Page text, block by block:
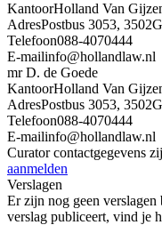
KantoorHolland Van
AdresPostbus 3053,
Telefoon088-4070444
E-mailinfo@hollandlaw.nl
mr D. de Goede
KantoorHolland Van
AdresPostbus 3053,
Telefoon088-4070444
E-mailinfo@hollandlaw.nl
Curator contactgegevens
aanmelden
Verslagen
Er zijn nog geen verslagen
verslag publiceert, vind je